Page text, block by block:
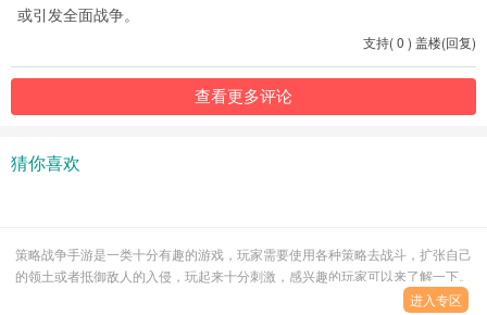
或引发全面战争。
支持(0 ) 盖楼(回复)
查看更多评论
猜你喜欢
策略战争手游是一类十分有趣的游戏，玩家需要使用各种策略去战斗，扩张自己
的领土或者抵御敌人的入侵，玩起来十分刺激，感兴趣的玩家可以来了解一下。
进入专区